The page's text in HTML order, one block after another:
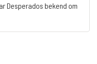
Desperados bekend om